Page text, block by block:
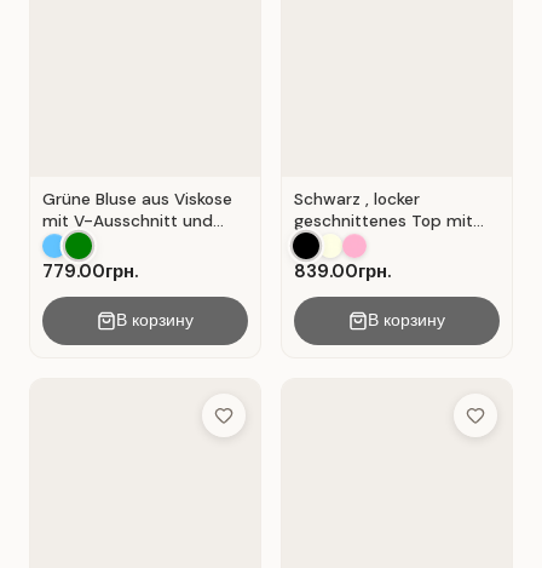
Grüne Bluse aus Viskose
mit V-Ausschnitt und
Wickeloptik. Grün.
779.00грн.
В корзину
Schwarz , locker
geschnittenes Top mit
durchbrochener
Spitzeneinlage.
839.00грн.
В корзину
Add to Wish List Add to